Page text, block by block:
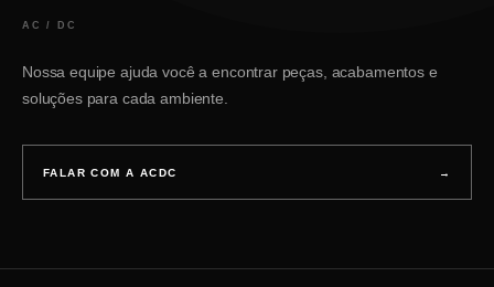
AC / DC
Nossa equipe ajuda você a encontrar peças, acabamentos e
soluções para cada ambiente.
FALAR COM A ACDC →